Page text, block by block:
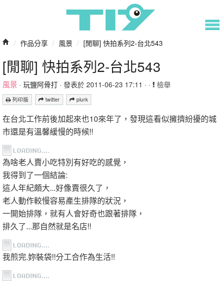
/ 作品分享 / 風景 / [閒聊] 快拍系列2-台北543
[閒聊] 快拍系列2-台北543
風景 · 玩鹽阿骨打 · 發表於 2011-06-23 17:11 · · 檢舉
列印版 twitter plurk
在台北工作前後加起來也10來年了，發現這看似擁擠紛擾的城
市還是有溫馨緩慢的時候!!
為啥老人賣小吃特別有好吃的感覺，
我得到了一個結論:
這人年紀頗大...好像賣很久了，
老人動作較慢容易產生排隊的狀況，
一開始排隊，就有人會好奇也跟著排隊，
排久了...那自然就是名店!!
我煎完.妳裝袋!!分工合作為生活!!